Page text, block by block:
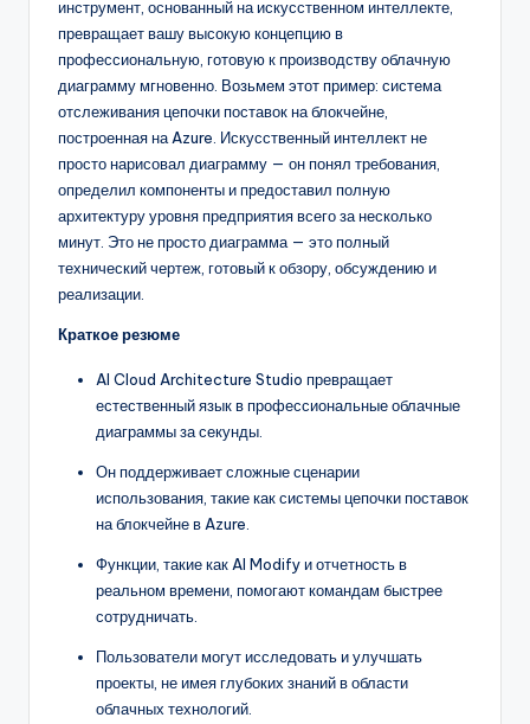
&
D
it
инструмент, основанный на искусственном интеллекте,
превращает вашу высокую концепцию в
профессиональную, готовую к производству облачную
диаграмму мгновенно. Возьмем этот пример: система
отслеживания цепочки поставок на блокчейне,
построенная на Azure. Искусственный интеллект не
просто нарисовал диаграмму — он понял требования,
определил компоненты и предоставил полную
архитектуру уровня предприятия всего за несколько
минут. Это не просто диаграмма — это полный
технический чертеж, готовый к обзору, обсуждению и
реализации.
Краткое резюме
AI Cloud Architecture Studio превращает
естественный язык в профессиональные облачные
диаграммы за секунды.
Он поддерживает сложные сценарии
использования, такие как системы цепочки поставок
на блокчейне в Azure.
Функции, такие как AI Modify и отчетность в
реальном времени, помогают командам быстрее
сотрудничать.
Пользователи могут исследовать и улучшать
проекты, не имея глубоких знаний в области
облачных технологий.